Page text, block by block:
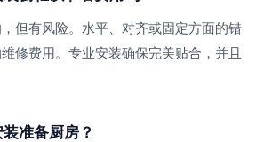
但有风险。水平、对齐或固定方面的错
修费用。专业安装确保完美贴合，并且
准备厨房？